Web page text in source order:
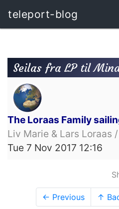
teleport-blog
Seilas fra LP til
The Loraas Family
Liv Marie & Lars Loraas
Tue 7 Nov 2017 12:16
← Previous ↑